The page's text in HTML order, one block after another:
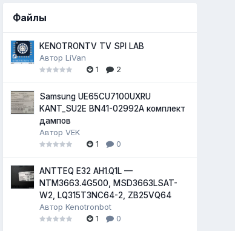
Файлы
KENOTRONTV TV SPI LAB
АвторLiVan
1
2
Samsung UE65CU7100UXRU
KANT_SU2E BN41-02992A комплект
дампов
АвторVEK
1
0
ANTTEQ E32 AH1.Q1L —
NTM3663.4G500, MSD3663LSAT-
W2, LQ315T3NC64-2, ZB25VQ64
АвторKenotronbot
1
0